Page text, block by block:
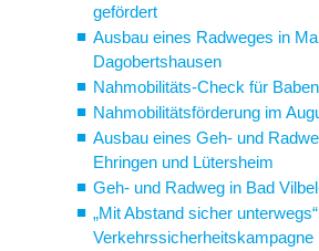
gefördert
Ausbau eines Radweges in
Dagobertshausen
Nahmobilitäts-Check für
Nahmobilitätsförderung im
Ausbau eines Geh- und
Ehringen und Lütersheim
Geh- und Radweg in Bad
„Mit Abstand sicher